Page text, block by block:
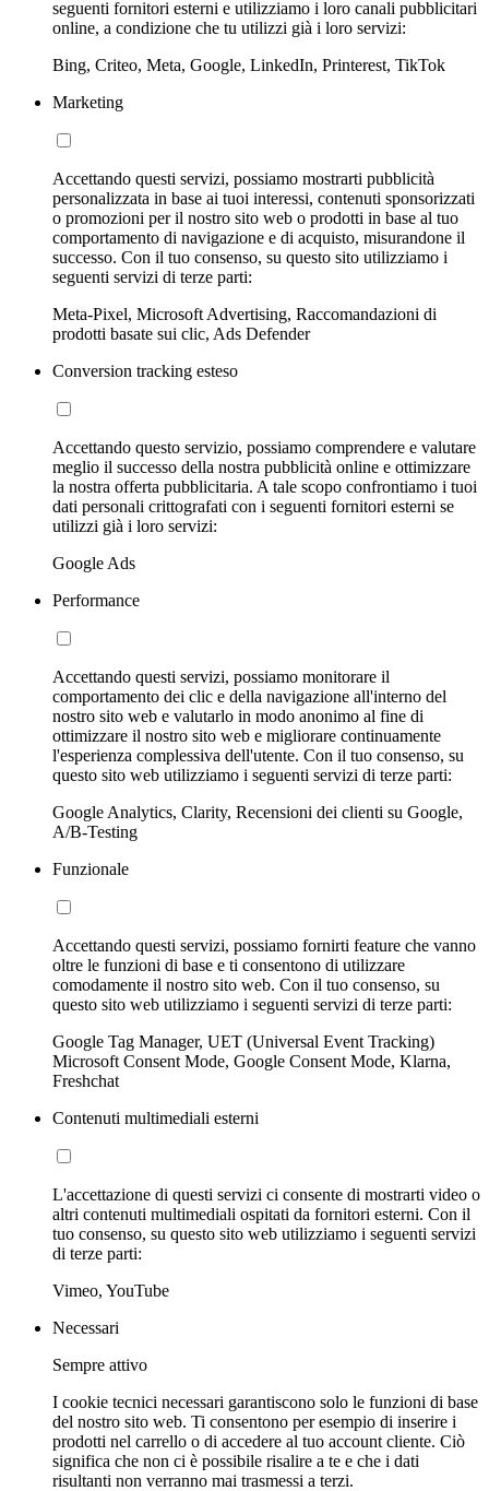
seguenti fornitori esterni e utilizziamo i loro canali pubblicitari
online, a condizione che tu utilizzi già i loro servizi:
Bing, Criteo, Meta, Google, LinkedIn, Printerest, TikTok
Marketing
Accettando questi servizi, possiamo mostrarti pubblicità
personalizzata in base ai tuoi interessi, contenuti sponsorizzati
o promozioni per il nostro sito web o prodotti in base al tuo
comportamento di navigazione e di acquisto, misurandone il
successo. Con il tuo consenso, su questo sito utilizziamo i
seguenti servizi di terze parti:
Meta-Pixel, Microsoft Advertising, Raccomandazioni di
prodotti basate sui clic, Ads Defender
Conversion tracking esteso
Accettando questo servizio, possiamo comprendere e valutare
meglio il successo della nostra pubblicità online e ottimizzare
la nostra offerta pubblicitaria. A tale scopo confrontiamo i tuoi
dati personali crittografati con i seguenti fornitori esterni se
utilizzi già i loro servizi:
Google Ads
Performance
Accettando questi servizi, possiamo monitorare il
comportamento dei clic e della navigazione all'interno del
nostro sito web e valutarlo in modo anonimo al fine di
ottimizzare il nostro sito web e migliorare continuamente
l'esperienza complessiva dell'utente. Con il tuo consenso, su
questo sito web utilizziamo i seguenti servizi di terze parti:
Google Analytics, Clarity, Recensioni dei clienti su Google,
A/B-Testing
Funzionale
Accettando questi servizi, possiamo fornirti feature che vanno
oltre le funzioni di base e ti consentono di utilizzare
comodamente il nostro sito web. Con il tuo consenso, su
questo sito web utilizziamo i seguenti servizi di terze parti:
Google Tag Manager, UET (Universal Event Tracking)
Microsoft Consent Mode, Google Consent Mode, Klarna,
Freshchat
Contenuti multimediali esterni
L'accettazione di questi servizi ci consente di mostrarti video o
altri contenuti multimediali ospitati da fornitori esterni. Con il
tuo consenso, su questo sito web utilizziamo i seguenti servizi
di terze parti:
Vimeo, YouTube
Necessari
Sempre attivo
I cookie tecnici necessari garantiscono solo le funzioni di base
del nostro sito web. Ti consentono per esempio di inserire i
prodotti nel carrello o di accedere al tuo account cliente. Ciò
significa che non ci è possibile risalire a te e che i dati
risultanti non verranno mai trasmessi a terzi.